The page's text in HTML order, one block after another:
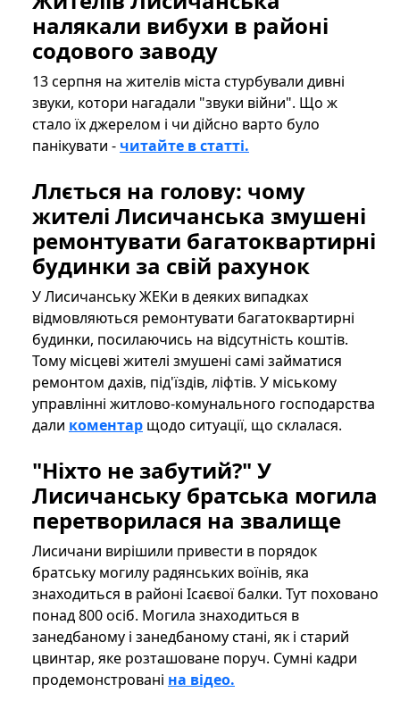
налякали вибухи в районі
содового заводу
13 серпня на жителів міста стурбували дивні
звуки, котори нагадали "звуки війни". Що ж
стало їх джерелом і чи дійсно варто було
панікувати - читайте в статті.
Ллється на голову: чому
жителі Лисичанська змушені
ремонтувати багатоквартирні
будинки за свій рахунок
У Лисичанську ЖЕКи в деяких випадках
відмовляються ремонтувати багатоквартирні
будинки, посилаючись на відсутність коштів.
Тому місцеві жителі змушені самі займатися
ремонтом дахів, під'їздів, ліфтів. У міському
управлінні житлово-комунального господарства
дали коментар щодо ситуації, що склалася.
"Ніхто не забутий?" У
Лисичанську братська могила
перетворилася на звалище
Лисичани вирішили привести в порядок
братську могилу радянських воїнів, яка
знаходиться в районі Ісаєвої балки. Тут поховано
понад 800 осіб. Могила знаходиться в
занедбаному і занедбаному стані, як і старий
цвинтар, яке розташоване поруч. Сумні кадри
продемонстровані на відео.